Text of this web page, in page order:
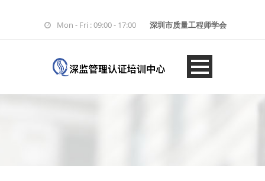
Mon - Fri : 09:00 - 17:00 深圳市质量工程师学会